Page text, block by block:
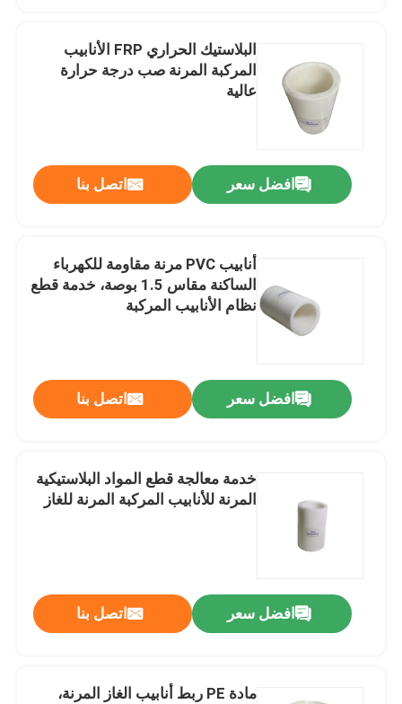
البلاستيك الحراري FRP الأنابيب
المركبة المرنة صب درجة حرارة
عالية
افضل سعر اتصل بنا
أنابيب PVC مرنة مقاومة للكهرباء
الساكنة مقاس 1.5 بوصة، خدمة قطع
نظام الأنابيب المركبة
افضل سعر اتصل بنا
خدمة معالجة قطع المواد البلاستيكية
المرنة للأنابيب المركبة المرنة للغاز
افضل سعر اتصل بنا
مادة PE ربط أنابيب الغاز المرنة،